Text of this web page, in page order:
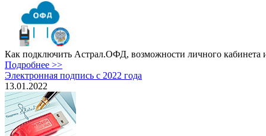
Как подключить Астрал.ОФД, возможности личного кабинета
Подробнее >>
Электронная подпись с 2022 года
13.01.2022